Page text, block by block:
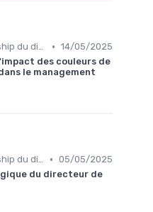
Rôle et leadership du directeur marketing • 14/05/2025
des couleurs de
le management
Rôle et leadership du directeur marketing • 05/05/2025
du directeur de